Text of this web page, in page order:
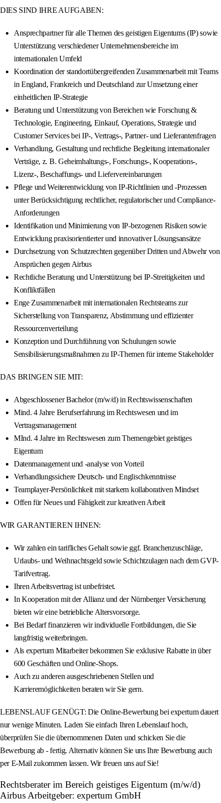
DIES SIND IHRE AUFGABEN:
Ansprechpartner für alle Themen des geistigen Eigentums (IP) sowie
Unterstützung verschiedener Unternehmensbereiche im
internationalen Umfeld
Koordination der standortübergreifenden Zusammenarbeit mit Teams
in England, Frankreich und Deutschland zur Umsetzung einer
einheitlichen IP-Strategie
Beratung und Unterstützung von Bereichen wie Forschung &
Technologie, Engineering, Einkauf, Operations, Strategie und
Customer Services bei IP-, Vertrags-, Partner- und Lieferantenfragen
Verhandlung, Gestaltung und rechtliche Begleitung internationaler
Verträge, z. B. Geheimhaltungs-, Forschungs-, Kooperations-,
Lizenz-, Beschaffungs- und Liefervereinbarungen
Pflege und Weiterentwicklung von IP-Richtlinien und -Prozessen
unter Berücksichtigung rechtlicher, regulatorischer und Compliance-
Anforderungen
Identifikation und Minimierung von IP-bezogenen Risiken sowie
Entwicklung praxisorientierter und innovativer Lösungsansätze
Durchsetzung von Schutzrechten gegenüber Dritten und Abwehr von
Ansprüchen gegen Airbus
Rechtliche Beratung und Unterstützung bei IP-Streitigkeiten und
Konfliktfällen
Enge Zusammenarbeit mit internationalen Rechtsteams zur
Sicherstellung von Transparenz, Abstimmung und effizienter
Ressourcenverteilung
Konzeption und Durchführung von Schulungen sowie
Sensibilisierungsmaßnahmen zu IP-Themen für interne Stakeholder
DAS BRINGEN SIE MIT:
Abgeschlossener Bachelor (m/w/d) in Rechtswissenschaften
Mind. 4 Jahre Berufserfahrung im Rechtswesen und im
Vertragsmanagement
MInd. 4 Jahre im Rechtswesen zum Themengebiet geistiges
Eigentum
Datenmanagement und -analyse von Vorteil
Verhandlungssichere Deutsch- und Englischkenntnisse
Teamplayer-Persönlichkeit mit starkem kollaborativen Mindset
Offen für Neues und Fähigkeit zur kreativen Arbeit
WIR GARANTIEREN IHNEN:
Wir zahlen ein tarifliches Gehalt sowie ggf. Branchenzuschläge,
Urlaubs- und Weihnachtsgeld sowie Schichtzulagen nach dem GVP-
Tarifvertrag.
Ihren Arbeitsvertrag ist unbefristet.
In Kooperation mit der Allianz und der Nürnberger Versicherung
bieten wir eine betriebliche Altersvorsorge.
Bei Bedarf finanzieren wir individuelle Fortbildungen, die Sie
langfristig weiterbringen.
Als expertum Mitarbeiter bekommen Sie exklusive Rabatte in über
600 Geschäften und Online-Shops.
Auch zu anderen ausgeschriebenen Stellen und
Karrieremöglichkeiten beraten wir Sie gern.
LEBENSLAUF GENÜGT: Die Online-Bewerbung bei expertum dauert
nur wenige Minuten. Laden Sie einfach Ihren Lebenslauf hoch,
überprüfen Sie die übernommenen Daten und schicken Sie die
Bewerbung ab - fertig. Alternativ können Sie uns Ihre Bewerbung auch
per E-Mail zukommen lassen. Wir freuen uns auf Sie!
Rechtsberater im Bereich geistiges Eigentum (m/w/d)
Airbus Arbeitgeber: expertum GmbH